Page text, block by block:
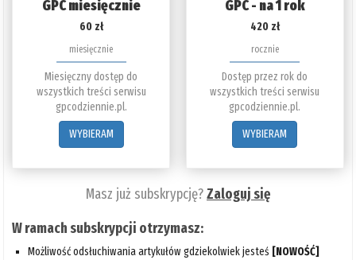
GPC miesięcznie
60 zł
miesięcznie
Miesięczny dostęp do
wszystkich treści serwisu
gpcodziennie.pl.
WYBIERAM
GPC - na 1 rok
420 zł
rocznie
Dostęp przez rok do
wszystkich treści serwisu
gpcodziennie.pl.
WYBIERAM
Masz już subskrypcję?Zaloguj się
W ramach subskrypcji otrzymasz:
Możliwość odsłuchiwania artykułów gdziekolwiek jesteś [NOWOŚĆ]